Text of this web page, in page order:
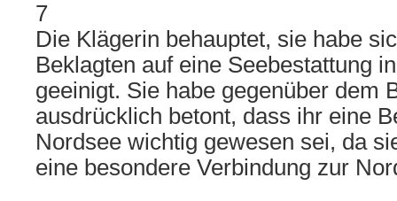
7
Die Klägerin behauptet, sie habe
Beklagten auf eine Seebestattung
geeinigt. Sie habe gegenüber dem
ausdrücklich betont, dass ihr eine
Nordsee wichtig gewesen sei, da
eine besondere Verbindung zur